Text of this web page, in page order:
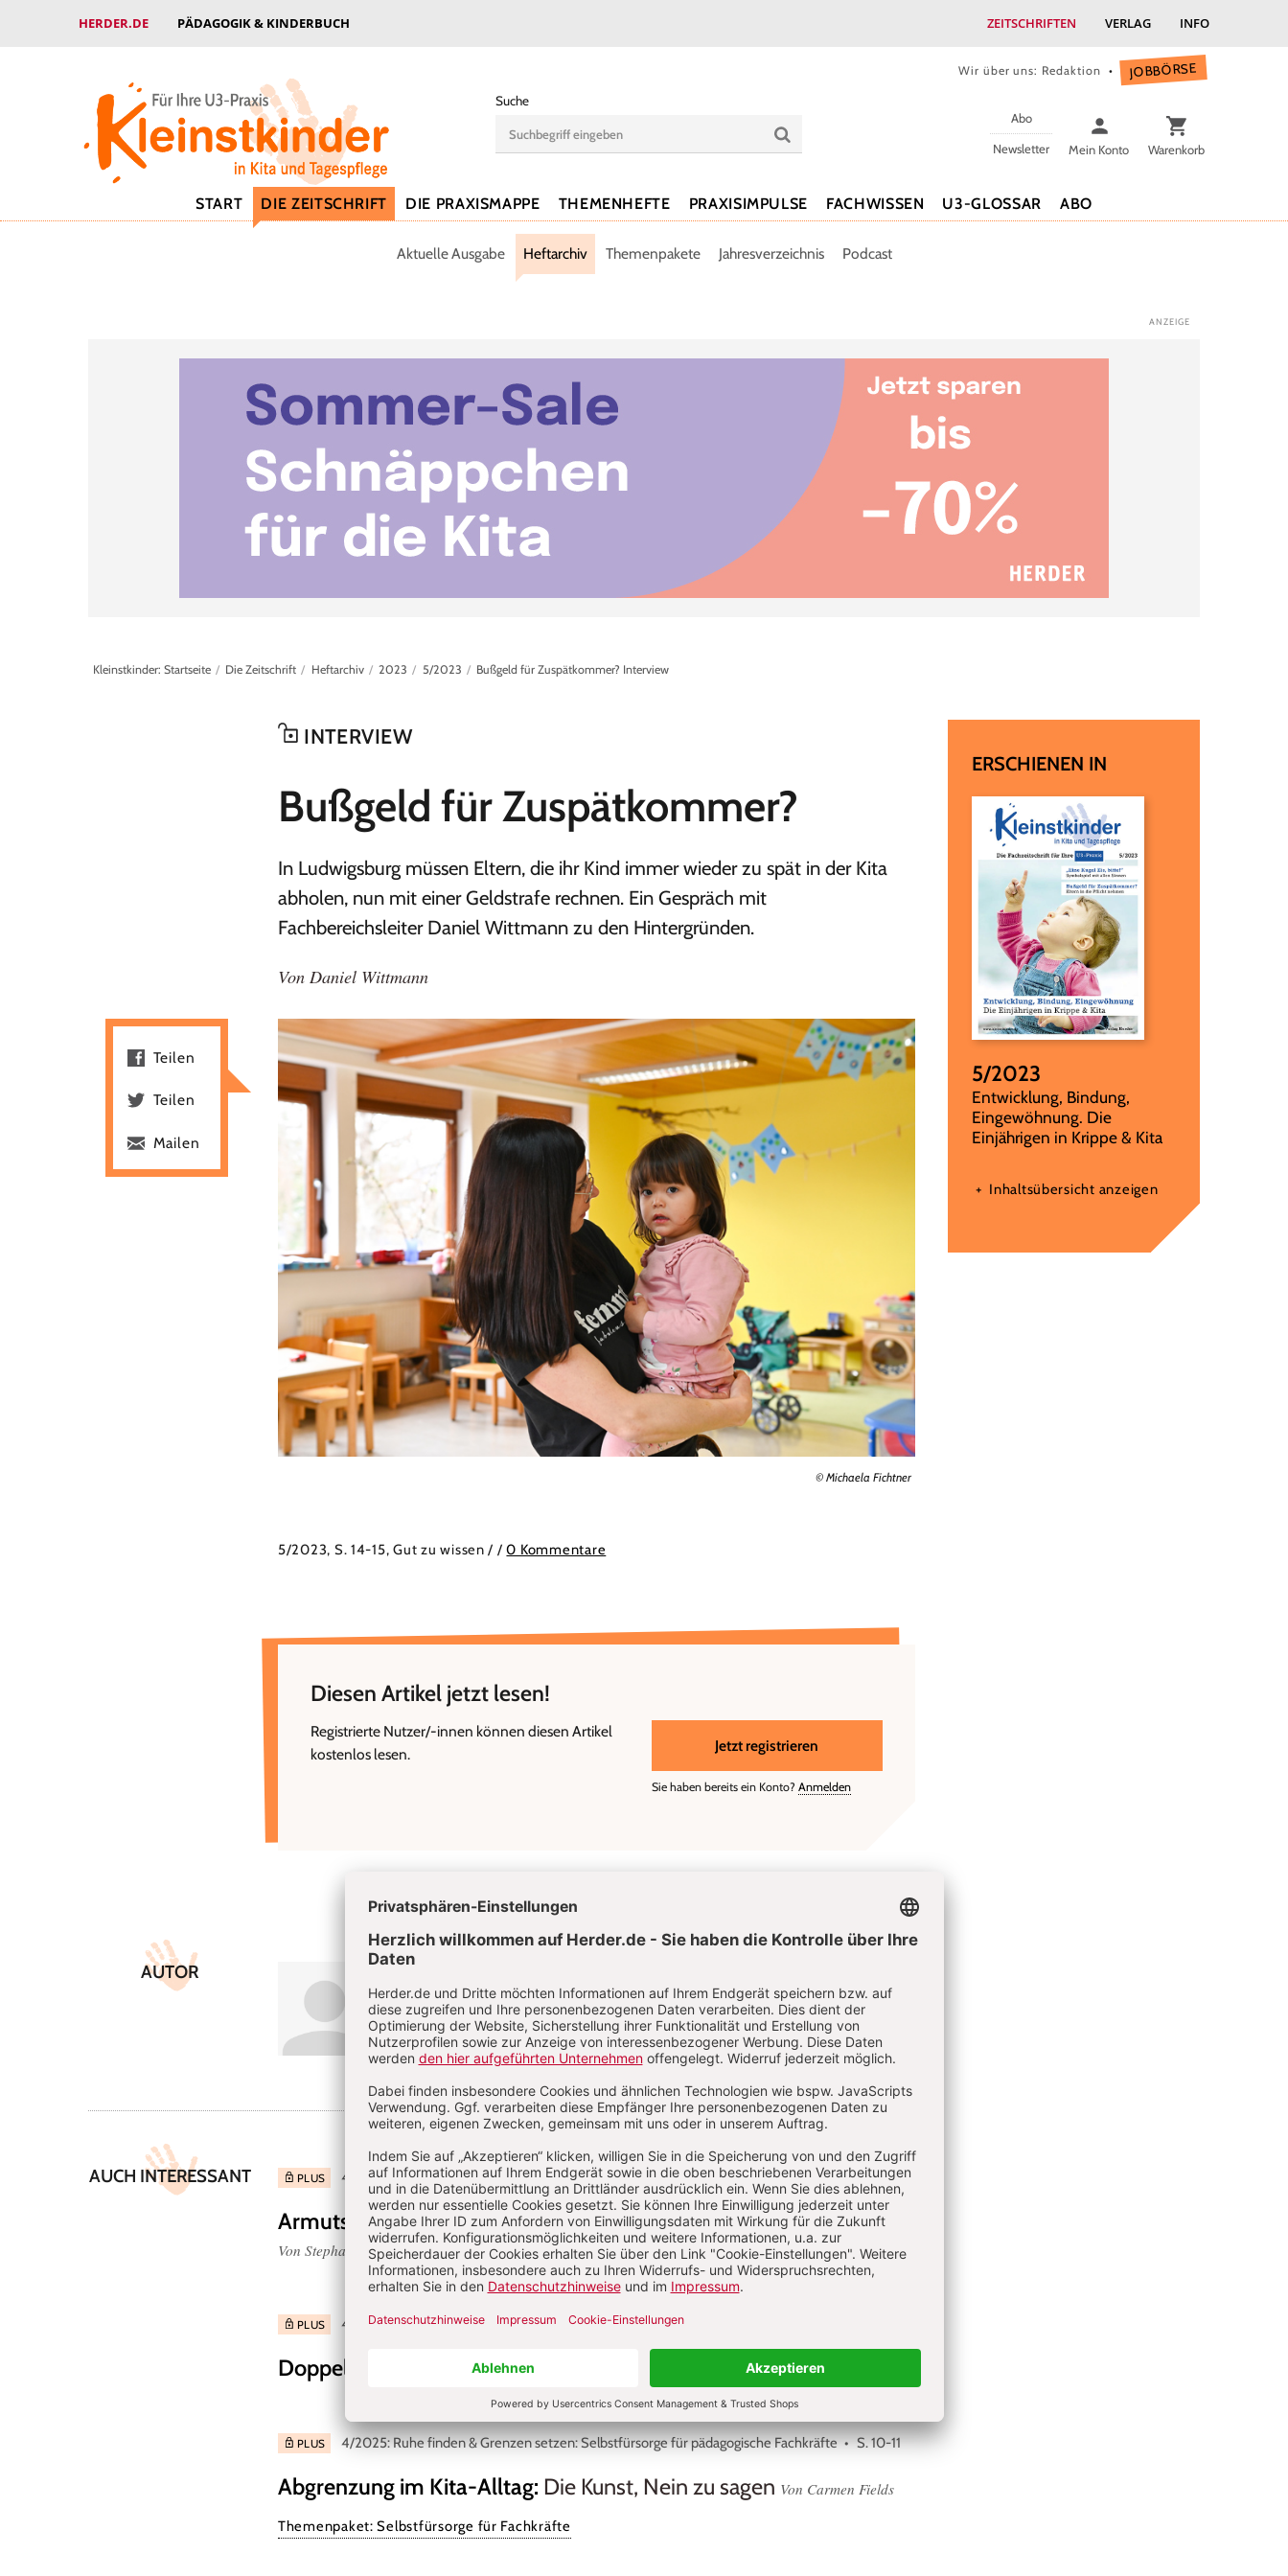
HERDER.DE PÄDAGOGIK & KINDERBUCH ZEITSCHRIFTEN VERLAG INFO
Wir über uns: Redaktion JOBBÖRSE
Suche
Abo
Newsletter
Mein Konto Warenkorb
START DIE ZEITSCHRIFT DIE PRAXISMAPPE THEMENHEFTE PRAXISIMPULSE FACHWISSEN U3-GLOSSAR ABO
Aktuelle Ausgabe Heftarchiv Themenpakete Jahresverzeichnis Podcast
Kleinstkinder: Startseite Die Zeitschrift Heftarchiv 2023 5/2023 Bußgeld für Zuspätkommer? Interview
INTERVIEW
:
Bußgeld für Zuspätkommer?
In Ludwigsburg müssen Eltern, die ihr Kind immer wieder zu spät in der Kita
abholen, nun mit einer Geldstrafe rechnen. Ein Gespräch mit
Fachbereichsleiter Daniel Wittmann zu den Hintergründen.
Von Daniel Wittmann
© Michaela Fichtner
5/2023, S. 14-15, Gut zu wissen / /0 Kommentare
Diesen Artikel jetzt lesen!
Registrierte Nutzer/-innen können diesen Artikel
kostenlos lesen.
Jetzt registrieren
Sie haben bereits ein Konto?Anmelden
Teilen
Teilen
Mailen
Artikel-
InfosAUTOR Daniel Wittmann
Daniel Wittmann ist seit 2021 Leiter des Fachbereichs Bildung und Familie der Stadt
Ludwigsburg.
AUCH INTERESSANT PLUS 4/2026: Warum Peers so wichtig sind: Frühe Begegnungen begleiten S. 16-17
Armutssensibilität - Teil 1:Warum wir früh hinschauen müssen
Von Stephanie Schaar, Sarah Wiesner, Martin Böhmer, Katja Sandeck
PLUS 4/2026: Warum Peers so wichtig sind: Frühe Begegnungen begleiten
Doppelte Elternrolle:Alle unter einem Dach Von Julia Faißt
PLUS 4/2025: Ruhe finden & Grenzen setzen: Selbstfürsorge für pädagogische Fachkräfte S. 10-11
Abgrenzung im Kita-Alltag: Die Kunst, Nein zu sagen Von Carmen Fields
Themenpaket: Selbstfürsorge für Fachkräfte
ERSCHIENEN IN
5/2023
:
Entwicklung, Bindung,
Eingewöhnung. Die
Einjährigen in Krippe & Kita
Inhaltsübersicht anzeigen